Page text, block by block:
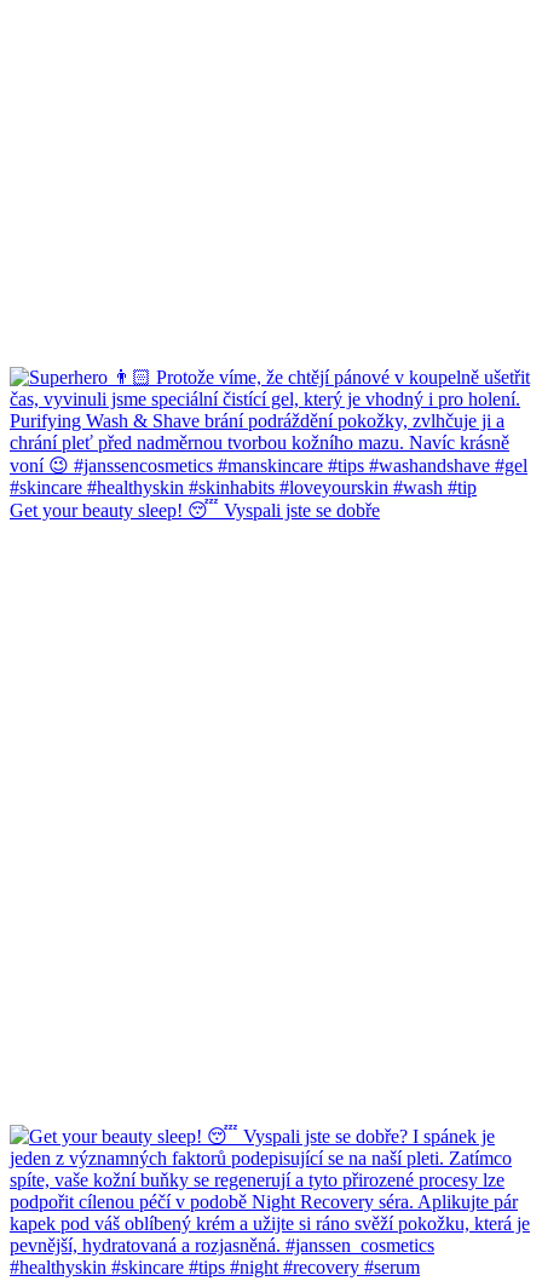
Get your beauty sleep! 😴 Vyspali jste se dobře